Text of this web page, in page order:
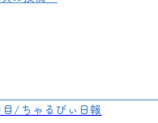
/ちゃるびぃ日報